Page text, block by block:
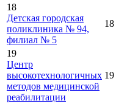
18
Детская городская
поликлиника № 94,
филиал № 5
18
19
Центр
высокотехнологичных
методов медицинской
реабилитации
19